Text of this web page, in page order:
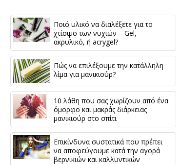
Ποιό υλικό να διαλέξετε για το
χτίσιμο των νυχιών – Gel,
ακρυλικό, ή acrygel?
Πώς να επιλέξουμε την κατάλληλη
λίμα για μανικιούρ?
10 λάθη που σας χωρίζουν από ένα
όμορφο και μακράς διάρκειας
μανικιούρ στο σπίτι
Επικίνδυνα συστατικά που πρέπει
να αποφεύγουμε κατά την αγορά
βερνικιών και καλλυντικών